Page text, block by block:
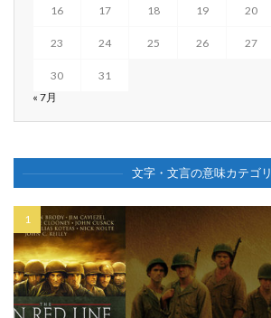
16 17 18 19 20
23 24 25 26 27
30
31
« 7月
文字・文言の意味カテゴリ